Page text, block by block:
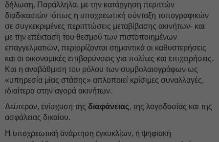
δήλωση. Παράλληλα, με την κατάργηση περιττών
διαδικασιών -όπως η υποχρεωτική σύνταξη τοπογραφικών
σε συγκεκριμένες περιπτώσεις μεταβίβασης ακινήτων- και
με την επέκταση του θεσμού των πιστοποιημένων
επαγγελματιών, περιορίζονται σημαντικά οι καθυστερήσεις
και οι οικονομικές επιβαρύνσεις για πολίτες και επιχειρήσεις.
Και η αναβάθμιση του ρόλου των συμβολαιογράφων ως
«υπηρεσία μίας στάσης» απλοποιεί κρίσιμες συναλλαγές,
ιδιαίτερα στην αγορά ακινήτων.
Δεύτερον, ενίσχυση της διαφάνειας, της λογοδοσίας και της
ασφάλειας δικαίου.
Η υποχρεωτική ανάρτηση εγκυκλίων, η ψηφιακή